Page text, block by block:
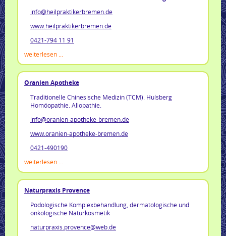
info@heilpraktikerbremen.de
www.heilpraktikerbremen.de
0421-794 11 91
weiterlesen ...
Oranien Apotheke
Traditionelle Chinesische Medizin (TCM). Hulsberg
Homöopathie. Allopathie.
info@oranien-apotheke-bremen.de
www.oranien-apotheke-bremen.de
0421-490190
weiterlesen ...
Naturpraxis Provence
Podologische Komplexbehandlung, dermatologische und
onkologische Naturkosmetik
naturpraxis.provence@web.de